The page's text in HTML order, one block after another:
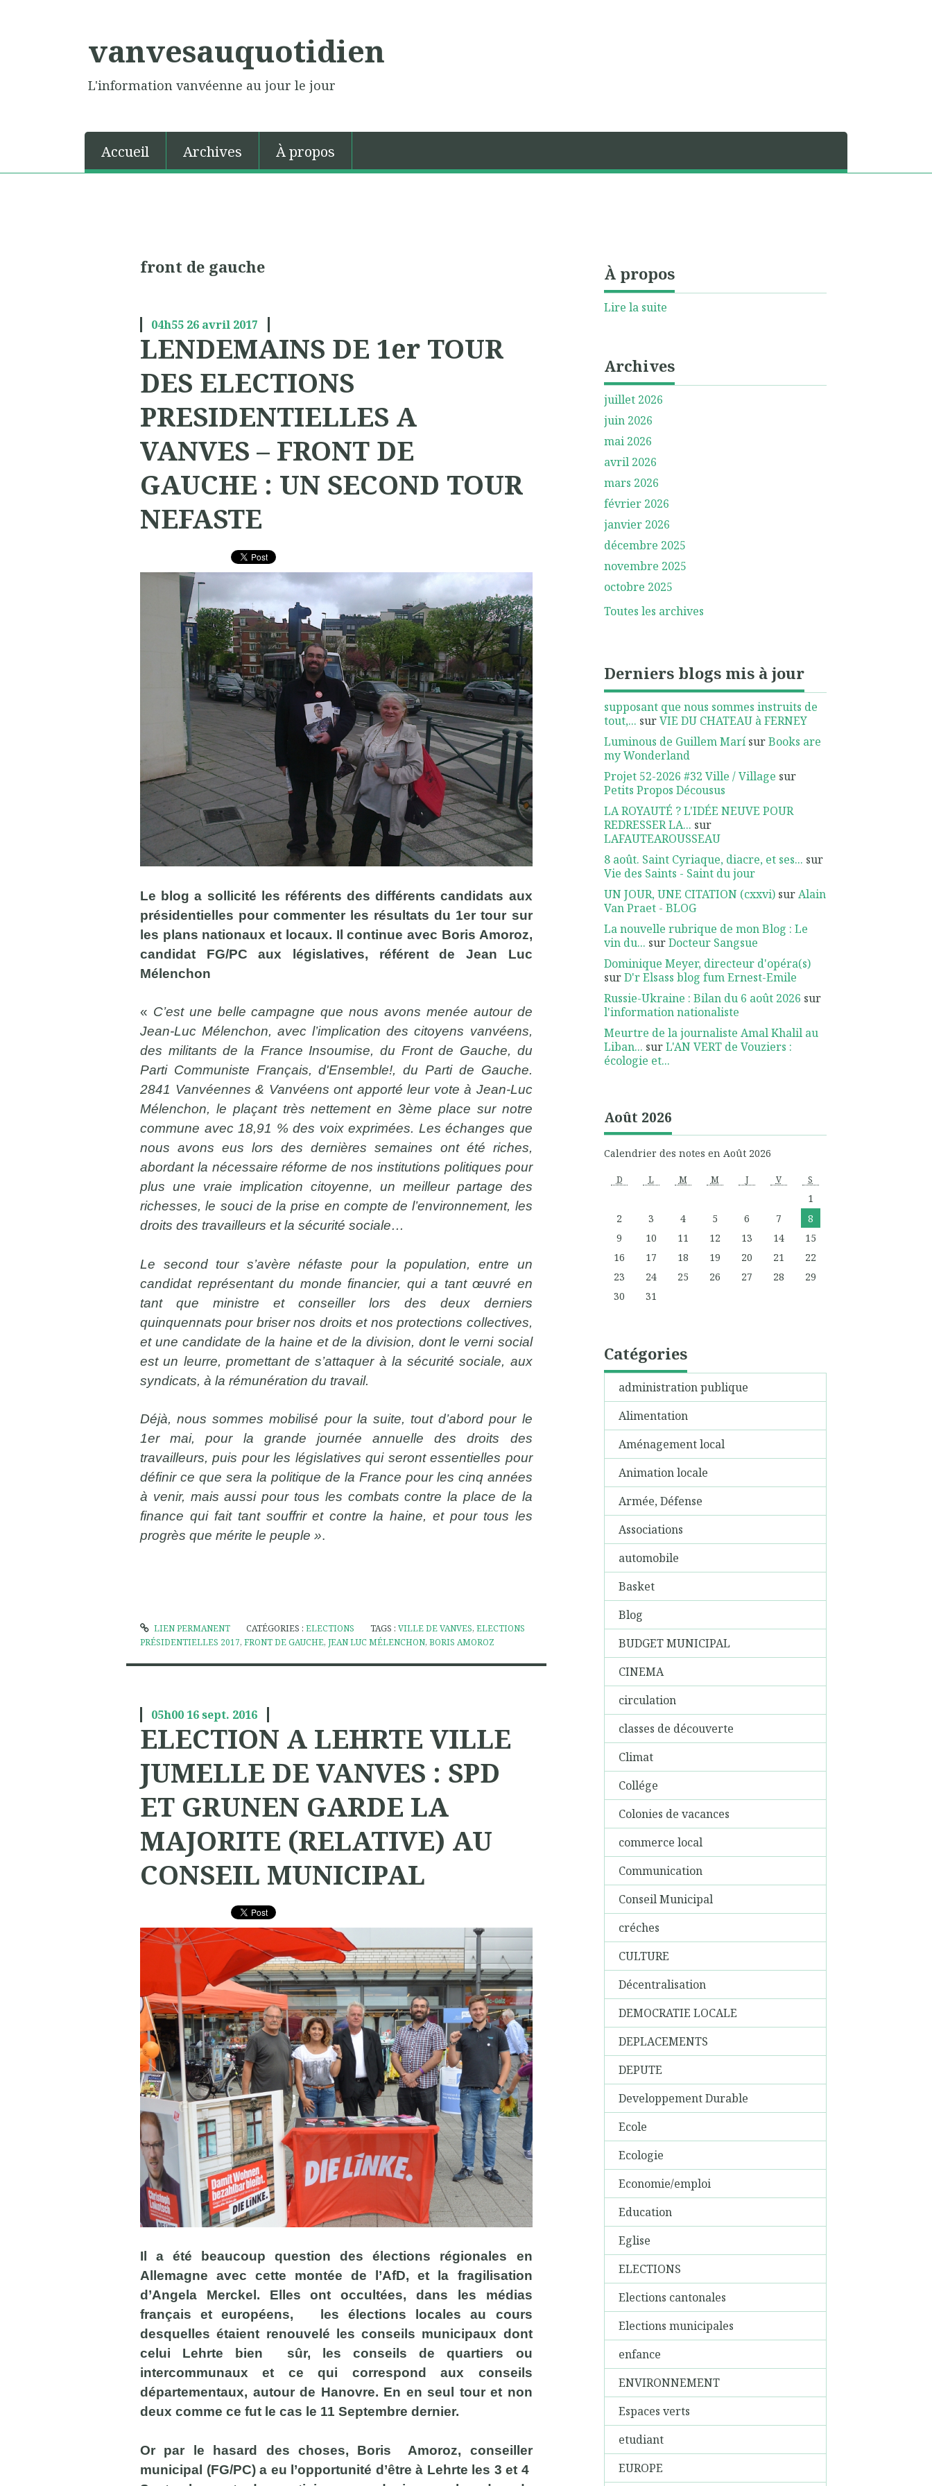
vanvesauquotidien
L'information vanvéenne au jour le jour
Accueil Archives À propos
front de gauche
04h55 26 avril 2017
LENDEMAINS DE 1er TOUR
DES ELECTIONS
PRESIDENTIELLES A
VANVES – FRONT DE
GAUCHE : UN SECOND TOUR
NEFASTE
Le blog a sollicité les référents des différents candidats aux
présidentielles pour commenter les résultats du 1er tour sur
les plans nationaux et locaux. Il continue avec Boris Amoroz,
candidat FG/PC aux législatives, référent de Jean Luc
Mélenchon
« C’est une belle campagne que nous avons menée autour de
Jean-Luc Mélenchon, avec l’implication des citoyens vanvéens,
des militants de la France Insoumise, du Front de Gauche, du
Parti Communiste Français, d'Ensemble!, du Parti de Gauche.
2841 Vanvéennes & Vanvéens ont apporté leur vote à Jean-Luc
Mélenchon, le plaçant très nettement en 3ème place sur notre
commune avec 18,91 % des voix exprimées. Les échanges que
nous avons eus lors des dernières semaines ont été riches,
abordant la nécessaire réforme de nos institutions politiques pour
plus une vraie implication citoyenne, un meilleur partage des
richesses, le souci de la prise en compte de l’environnement, les
droits des travailleurs et la sécurité sociale…
Le second tour s’avère néfaste pour la population, entre un
candidat représentant du monde financier, qui a tant œuvré en
tant que ministre et conseiller lors des deux derniers
quinquennats pour briser nos droits et nos protections collectives,
et une candidate de la haine et de la division, dont le verni social
est un leurre, promettant de s’attaquer à la sécurité sociale, aux
syndicats, à la rémunération du travail.
Déjà, nous sommes mobilisé pour la suite, tout d’abord pour le
1er mai, pour la grande journée annuelle des droits des
travailleurs, puis pour les législatives qui seront essentielles pour
définir ce que sera la politique de la France pour les cinq années
à venir, mais aussi pour tous les combats contre la place de la
finance qui fait tant souffrir et contre la haine, et pour tous les
progrès que mérite le peuple ».
LIEN PERMANENT CATÉGORIES :ELECTIONS TAGS :VILLE DE VANVES,ELECTIONS
PRÉSIDENTIELLES 2017, FRONT DE GAUCHE, JEAN LUC MÉLENCHON, BORIS AMOROZ
05h00 16sept. 2016
ELECTION A LEHRTE VILLE
JUMELLE DE VANVES : SPD
ET GRUNEN GARDE LA
MAJORITE (RELATIVE) AU
CONSEIL MUNICIPAL
Il a été beaucoup question des élections régionales en
Allemagne avec cette montée de l’AfD, et la fragilisation
d’Angela Merckel. Elles ont occultées, dans les médias
français et européens, les élections locales au cours
desquelles étaient renouvelé les conseils municipaux dont
celui Lehrte bien sûr, les conseils de quartiers ou
intercommunaux et ce qui correspond aux conseils
départementaux, autour de Hanovre. En en seul tour et non
deux comme ce fut le cas le 11 Septembre dernier.
Or par le hasard des choses, Boris Amoroz, conseiller
municipal (FG/PC) a eu l’opportunité d’être à Lehrte les 3 et 4
À propos
Lire la suite
Archives
juillet 2026
juin 2026
mai 2026
avril 2026
mars 2026
février 2026
janvier 2026
décembre 2025
novembre 2025
octobre 2025
Toutes les archives
Derniers blogs mis à jour
supposant que nous sommes instruits de
tout,... surVIE DU CHATEAU à FERNEY
Luminous de Guillem MarísurBooks are
my Wonderland
Projet 52-2026 #32 Ville / Village sur
Petits Propos Décousus
LA ROYAUTÉ ? L'IDÉE NEUVE POUR
REDRESSER LA... sur
LAFAUTEAROUSSEAU
8 août. Saint Cyriaque, diacre, et ses... sur
Vie des Saints - Saint du jour
UN JOUR, UNE CITATION (cxxvi)surAlain
Van Praet - BLOG
La nouvelle rubrique de mon Blog : Le
vin du... surDocteur Sangsue
Dominique Meyer, directeur d'opéra(s)
surD'r Elsass blog fum Ernest-Emile
Russie-Ukraine : Bilan du 6 août 2026 sur
l'information nationaliste
Meurtre de la journaliste Amal Khalil au
Liban... surL'AN VERT de Vouziers :
écologie et...
Août 2026
Calendrier des notes en Août 2026
D L M M J V S
1
2
3 4 5 6 7
8
9
10 11 12 13 14
15
16
17 18 19 20 21
22
23
24 25 26 27 28
29
30
31
Catégories
administration publique
Alimentation
Aménagement local
Animation locale
Armée, Défense
Associations
automobile
Basket
Blog
BUDGET MUNICIPAL
CINEMA
circulation
classes de découverte
Climat
Collége
Colonies de vacances
commerce local
Communication
Conseil Municipal
créches
CULTURE
Décentralisation
DEMOCRATIE LOCALE
DEPLACEMENTS
DEPUTE
Developpement Durable
Ecole
Ecologie
Economie/emploi
Education
Eglise
ELECTIONS
Elections cantonales
Elections municipales
enfance
ENVIRONNEMENT
Espaces verts
etudiant
EUROPE